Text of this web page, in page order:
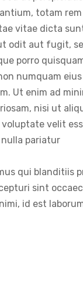
totam rem
vitae dicta
odit aut fugit,
porro
numquam
Ut enim ad
nisi ut
velit
pariatur
qui blanditiis
sint
id est